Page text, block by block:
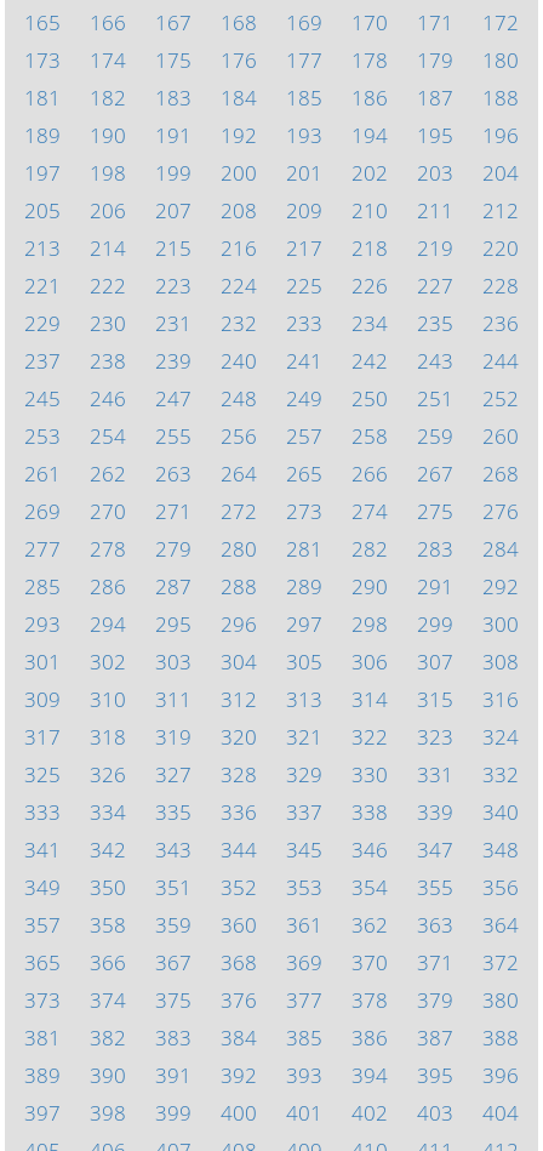
165
166 167 168 169 170 171
172
173
174 175 176 177 178 179
180
181
182 183 184 185 186 187
188
189
190 191 192 193 194 195
196
197
198 199 200 201 202 203
204
205
206 207 208 209 210 211
212
213
214 215 216 217 218 219
220
221
222 223 224 225 226 227
228
229
230 231 232 233 234 235
236
237
238 239 240 241 242 243
244
245
246 247 248 249 250 251
252
253
254 255 256 257 258 259
260
261
262 263 264 265 266 267
268
269
270 271 272 273 274 275
276
277
278 279 280 281 282 283
284
285
286 287 288 289 290 291
292
293
294 295 296 297 298 299
300
301
302 303 304 305 306 307
308
309
310 311 312 313 314 315
316
317
318 319 320 321 322 323
324
325
326 327 328 329 330 331
332
333
334 335 336 337 338 339
340
341
342 343 344 345 346 347
348
349
350 351 352 353 354 355
356
357
358 359 360 361 362 363
364
365
366 367 368 369 370 371
372
373
374 375 376 377 378 379
380
381
382 383 384 385 386 387
388
389
390 391 392 393 394 395
396
397
398 399 400 401 402 403
404